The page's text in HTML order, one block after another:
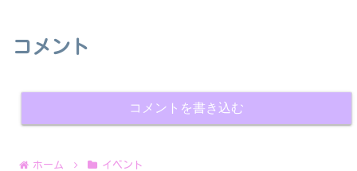
コメント
コメントを書き込む
ホーム イベント